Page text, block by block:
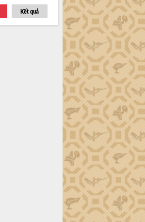
Kết quả